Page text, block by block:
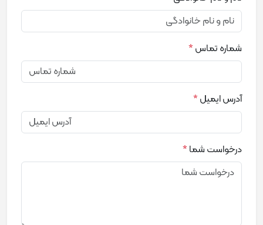
شماره تماس*
آدرس ایمیل*
درخواست شما*